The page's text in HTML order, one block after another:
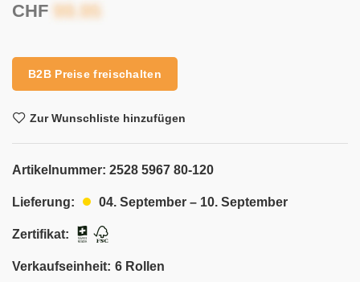
CHF
B2B Preise freischalten
Zur Wunschliste hinzufügen
Artikelnummer: 2528 5967 80-120
Lieferung: 04. September – 10. September
Zertifikat:
Verkaufseinheit: 6 Rollen